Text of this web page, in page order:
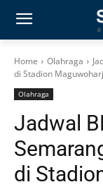
Home Olahraga
di Stadion
Olahraga
Jadwal
di